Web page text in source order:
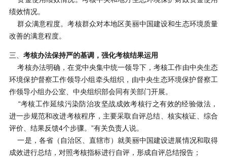
绩效情况。
群众满意程度。考核群众对本地区美丽中国建设和生态环境质量
改善的满意程度。
三、 考核办法保持严的基调，强化考核结果运用
考核办法明确，在党中央集中统一领导下，考核工作由中央生态
环境保护督察工作领导小组牵头组织，由中央生态环境保护督察工
作领导小组办公室、中央组织部会同有关部门开展。
“考核工作延续污染防治攻坚战成效考核行之有效的经验做法，
进一步规范和改进考核程序，主要采取自评总结、核实核证、综合
评价、结果反馈4个步骤。”有关负责人说。
一是，各省（自治区、直辖市）就美丽中国建设进展情况和取得
成效进行总结，对照考核指标进行自评，形成自评总结报告；